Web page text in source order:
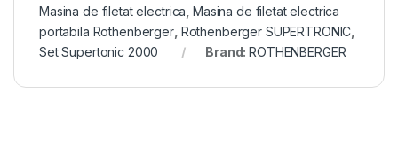
Masina de filetat electrica Masina de filetat electrica
portabila Rothenberger, Rothenberger SUPERTRONIC
Set Supertonic 2000
Brand:ROTHENBERGER